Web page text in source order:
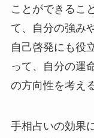
ことができるこ
て、自分の強み
自己啓発にも役
って、自分の運
の方向性を考え
手相占いの効果